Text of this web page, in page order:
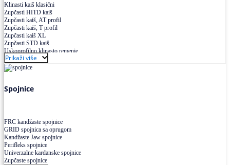
Klinasti kaiš klasični
Zupčasti HITD kaiš
Zupčasti kaiš, AT profil
Zupčasti kaiš, T profil
Zupčasti kaiš XL
Zupčasti STD kaiš
Uskoprofilno klinasto remenje
Uskoprofilno klinasto remenje spojeno
Uskoprofilno klinasto remenje XP extra power
Višekanalno remenje PJ,PK
Prikaži više
Spojnice
FRC kandžaste spojnice
GRID spojnica sa oprugom
Kandžaste Jaw spojnice
Perifleks spojnice
Univerzalne kardanske spojnice
Zupčaste spojnice